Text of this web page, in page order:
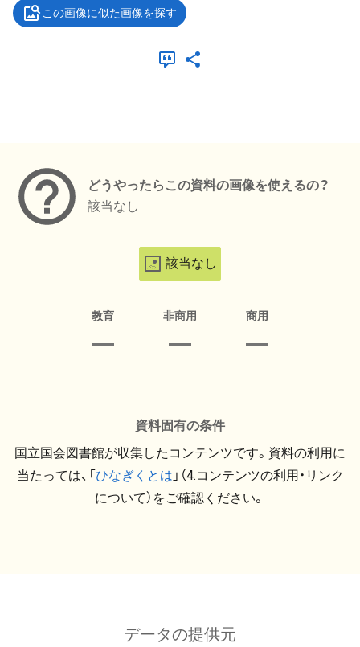
この画像に似た画像を探す
どうやったらこの資料の画像を使えるの？
該当なし
該当なし
教育 非商用 商用
資料固有の条件
国立国会図書館が収集したコンテンツです。資料の利用に
当たっては、「ひなぎくとは 」（4.コンテンツの利用・リンク
について）をご確認ください。
データの提供元